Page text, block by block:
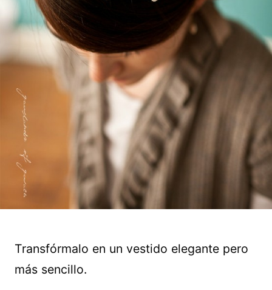
Transfórmalo en un vestido elegante pero
más sencillo.